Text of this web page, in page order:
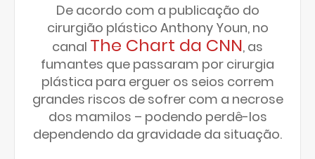
De acordo com a publicação do
cirurgião plástico Anthony Youn, no
canal The Chart da CNN, as
fumantes que passaram por cirurgia
plástica para erguer os seios correm
grandes riscos de sofrer com a necrose
dos mamilos – podendo perdê-los
dependendo da gravidade da situação.